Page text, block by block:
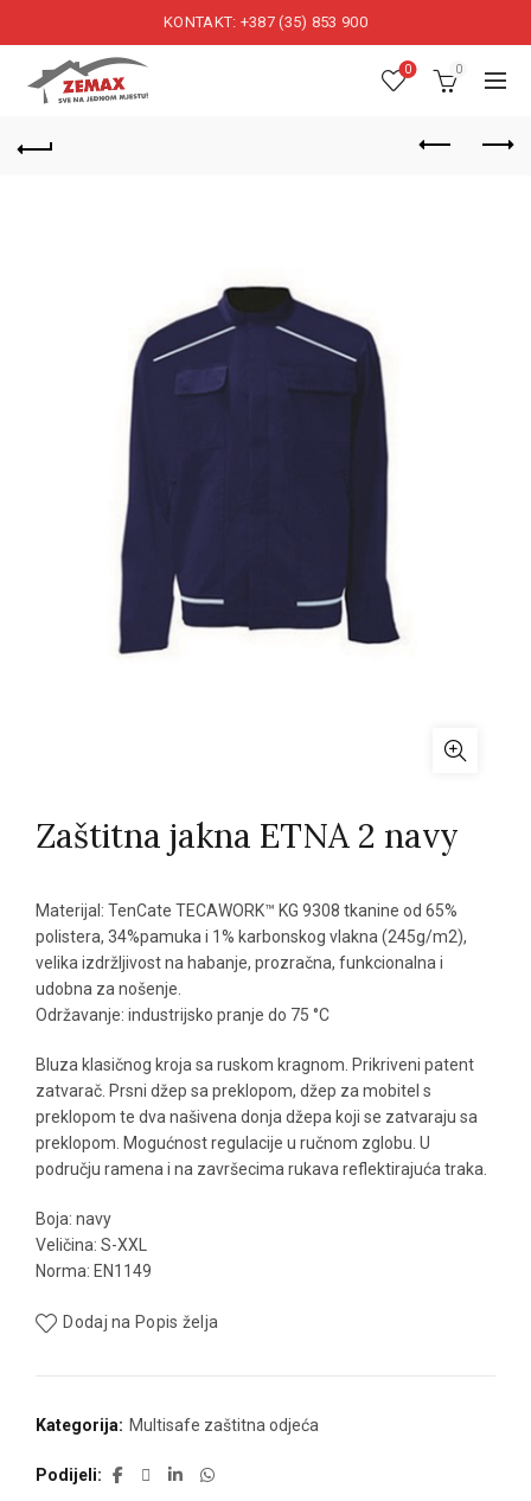
KONTAKT: +387 (35) 853 900
0 0
Zaštitna jakna ETNA 2 navy
Materijal: TenCate TECAWORK™ KG 9308 tkanine od 65%
polistera, 34%pamuka i 1% karbonskog vlakna (245g/m2),
velika izdržljivost na habanje, prozračna, funkcionalna i
udobna za nošenje.
Održavanje: industrijsko pranje do 75 °C
Bluza klasičnog kroja sa ruskom kragnom. Prikriveni patent
zatvarač. Prsni džep sa preklopom, džep za mobitel s
preklopom te dva našivena donja džepa koji se zatvaraju sa
preklopom. Mogućnost regulacije u ručnom zglobu. U
području ramena i na završecima rukava reflektirajuća traka.
Boja: navy
Veličina: S-XXL
Norma: EN1149
Dodaj na Popis želja
Kategorija: Multisafe zaštitna odjeća
Podijeli